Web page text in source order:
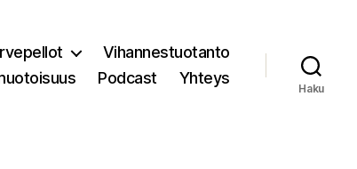
Vihannestuotanto
Podcast Yhteys
Haku